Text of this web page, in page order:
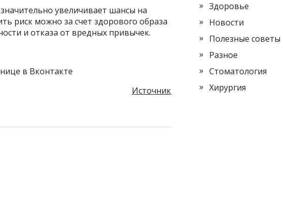
увеличивает шансы на
риск можно за счет здорового образа
и отказа от вредных привычек.
в Вконтакте
Источник
Здоровье
Новости
Полезные советы
Разное
Стоматология
Хирургия